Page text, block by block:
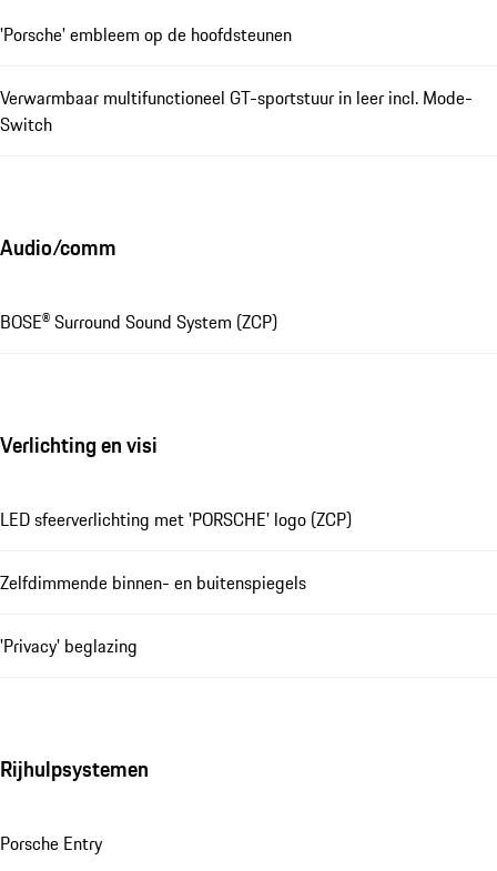
'Porsche' embleem op de hoofdsteunen
Verwarmbaar multifunctioneel GT-sportstuur in leer incl. Mode-
Switch
Audio/comm
BOSE® Surround Sound System (ZCP)
Verlichting en visi
LED sfeerverlichting met 'PORSCHE' logo (ZCP)
Zelfdimmende binnen- en buitenspiegels
'Privacy' beglazing
Rijhulpsystemen
Porsche Entry